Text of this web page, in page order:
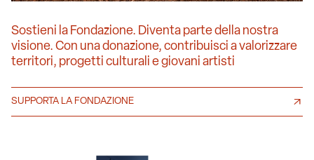
Sostieni la Fondazione. Diventa parte della nostra
visione. Con una donazione, contribuisci a valorizzare
territori, progetti culturali e giovani artisti
SUPPORTA LA FONDAZIONE